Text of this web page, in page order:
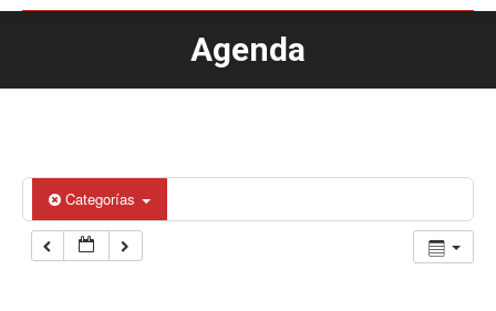
Agenda
Estás aquí:
Categorías